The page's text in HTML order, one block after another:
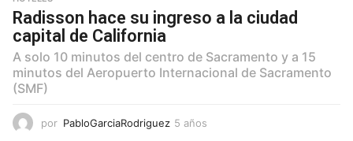
Radisson hace su ingreso a la ciudad
capital de California
A solo 10 minutos del centro de Sacramento y a 15
minutos del Aeropuerto Internacional de Sacramento
(SMF)
por PabloGarciaRodriguez 5 años